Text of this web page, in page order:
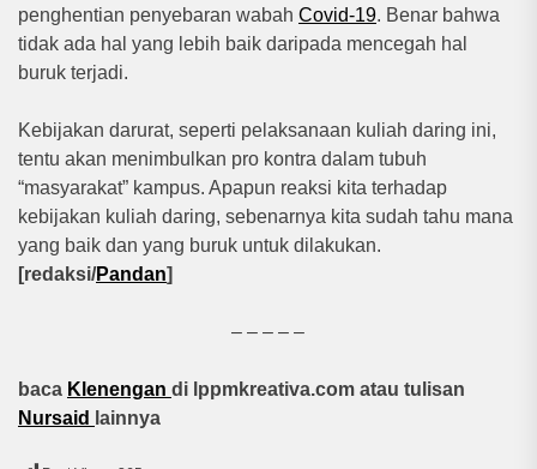
penghentian penyebaran wabah Covid-19. Benar bahwa
tidak ada hal yang lebih baik daripada mencegah hal
buruk terjadi.
Kebijakan darurat, seperti pelaksanaan kuliah daring ini,
tentu akan menimbulkan pro kontra dalam tubuh
“masyarakat” kampus. Apapun reaksi kita terhadap
kebijakan kuliah daring, sebenarnya kita sudah tahu mana
yang baik dan yang buruk untuk dilakukan.
[redaksi/Pandan]
– – – – –
baca Klenengan di lppmkreativa.com atau tulisan
Nursaid
lainnya